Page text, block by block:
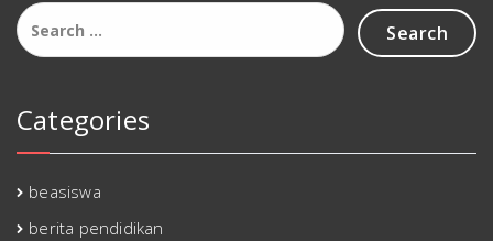
Search
for:
Categories
beasiswa
berita pendidikan